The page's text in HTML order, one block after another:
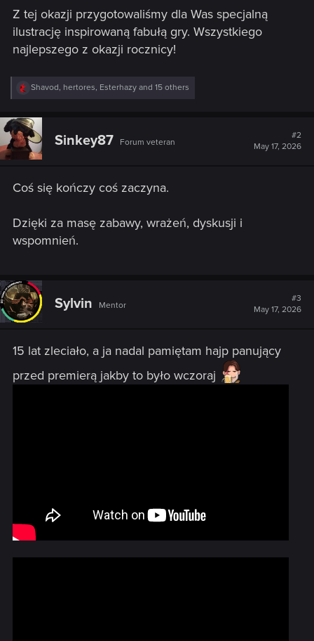
Z tej okazji przygotowaliśmy dla Was specjalną
ilustrację inspirowaną fabułą gry. Wszystkiego
najlepszego z okazji rocznicy!
R
e
c
t
i
o
:
Shavod, hertores, Esterhazy and 15 others
Sinkey87 Forum veteran
#2
May 17, 2026
Coś się kończy coś zaczyna.
Dzięki za masę zabawy, wrażeń, dyskusji i
wspomnień.
Sylvin Mentor
#3
May 17, 2026
15 lat zleciało, a ja nadal pamiętam hajp panujący
przed premierą jakby to było wczoraj